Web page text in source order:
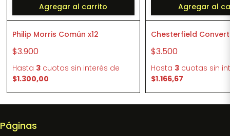
Agregar al carrito
Philip Morris Común x12
$3.900
Hasta 3cuotas sin interés de
$1.300,00
Agregar al
Chesterfield
$3.500
Hasta 3 cuotas sin
$1.166,67
Páginas